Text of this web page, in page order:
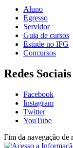
Aluno
Egresso
Servidor
Guia de cursos
Estude no IFG
Concursos
Redes Sociais
Facebook
Instagram
Twitter
YouTube
Fim da navegação de